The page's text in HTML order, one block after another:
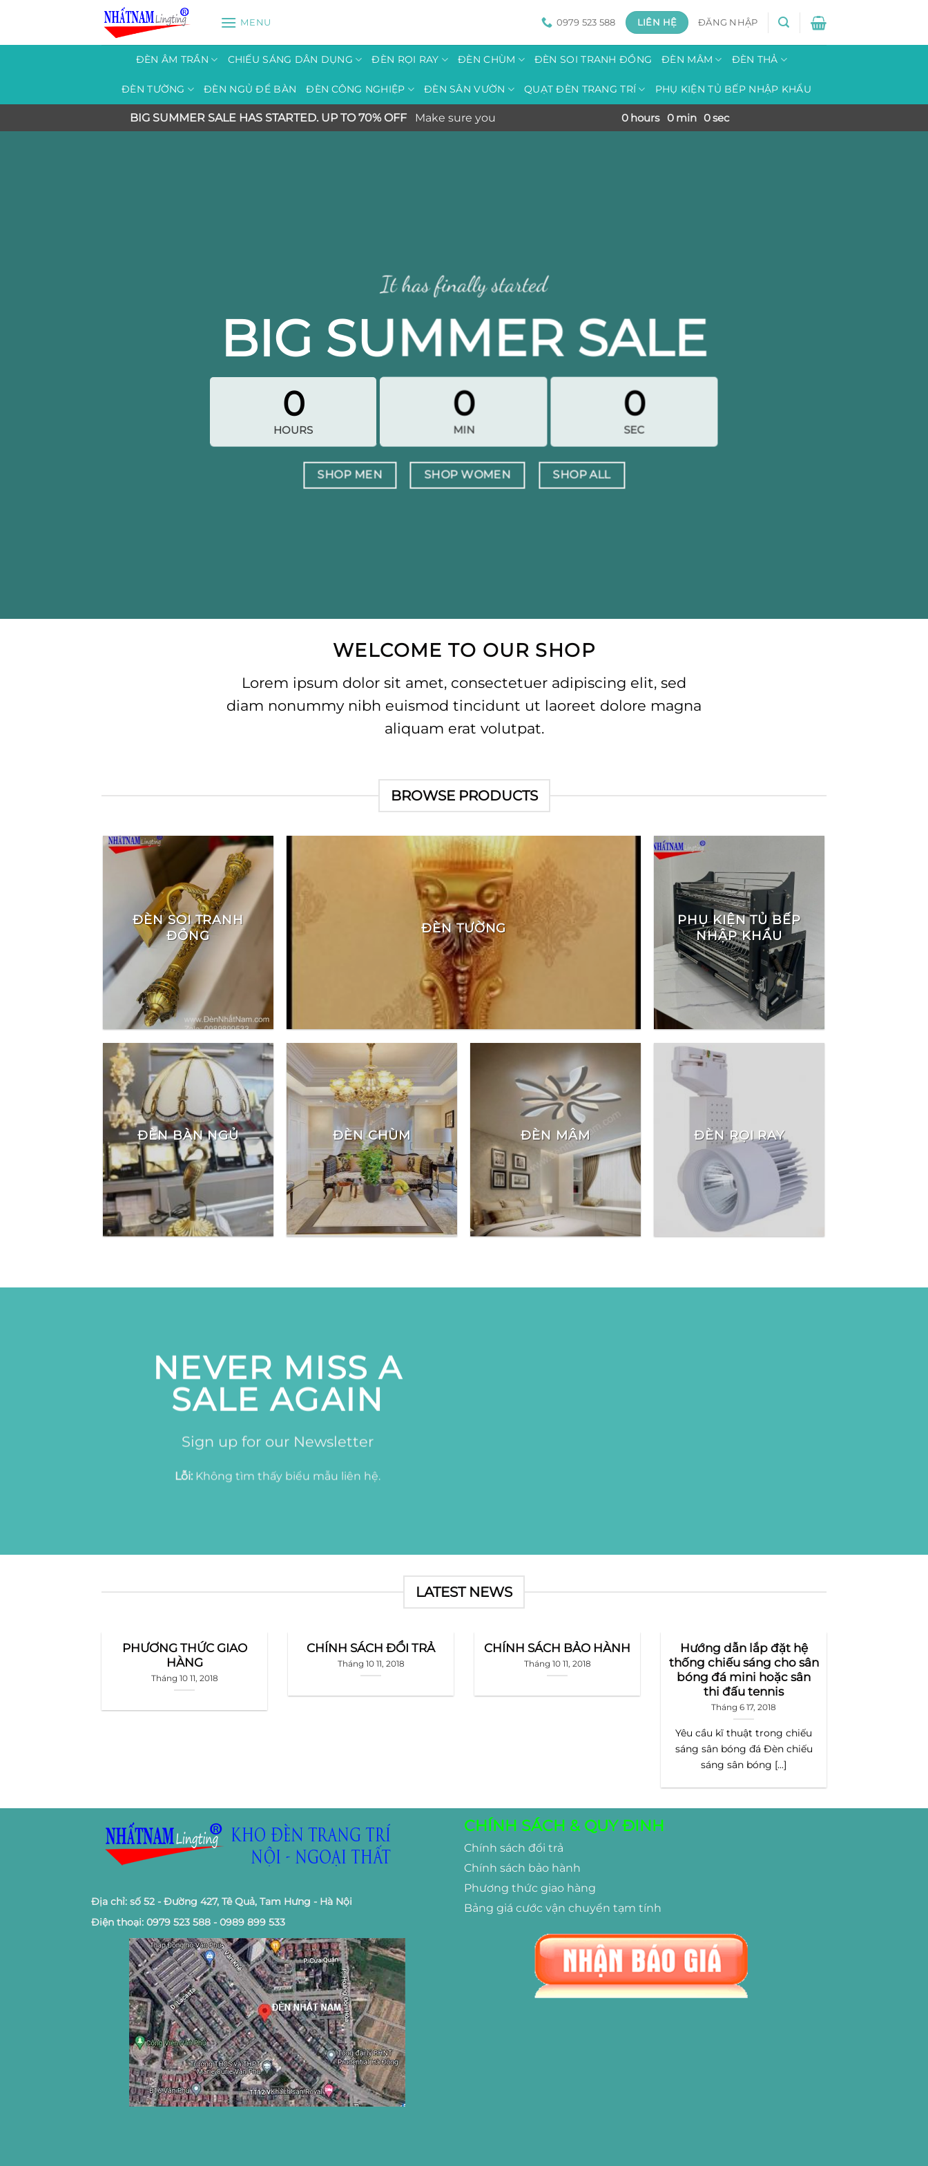
nội
MENU 0979 523 588 LIÊN HỆ ĐĂNG NHẬP
ĐÈN ÂM TRẦN CHIẾU SÁNG DÂN DỤNG ĐÈN RỌI RAY ĐÈN CHÙM ĐÈN SOI TRANH ĐỒNG ĐÈN MÂM ĐÈN THẢ
ĐÈN TƯỜNG ĐÈN NGỦ ĐỂ BÀN ĐÈN CÔNG NGHIỆP ĐÈN SÂN VƯỜN QUẠT ĐÈN TRANG TRÍ PHỤ KIỆN TỦ BẾP NHẬP KHẨU
BIG SUMMER SALE HAS STARTED. UP TO 70% OFF Make sure you 0 hours 0 min 0sec
It has finally started
BIG SUMMER SALE
0
HOURS
0
MIN
0
SEC
SHOP MEN SHOP WOMEN SHOP ALL
WELCOME TO OUR SHOP
Lorem ipsum dolor sit amet, consectetuer adipiscing elit, sed
diam nonummy nibh euismod tincidunt ut laoreet dolore magna
aliquam erat volutpat.
BROWSE PRODUCTS
ĐÈN SOI TRANH
ĐỒNG
ĐÈN TƯỜNG
PHỤ KIỆN TỦ BẾP
NHẬP KHẨU
ĐÈN BÀN NGỦ ĐÈN CHÙM ĐÈN MÂM ĐÈN RỌI RAY
NEVER MISS A
SALE AGAIN
Sign up for our Newsletter
Lỗi: Không tìm thấy biểu mẫu liên hệ.
LATEST NEWS
PHƯƠNG THỨC GIAO
HÀNG
Tháng 10 11, 2018
CHÍNH SÁCH ĐỔI TRẢ
Tháng 10 11, 2018
CHÍNH SÁCH BẢO HÀNH
Tháng 10 11, 2018
Hướng dẫn lắp đặt hệ
thống chiếu sáng cho sân
bóng đá mini hoặc sân
thi đấu tennis
Tháng 6 17, 2018
Yêu cầu kĩ thuật trong chiếu
sáng sân bóng đá Đèn chiếu
sáng sân bóng [...]
Địa chỉ: số 52 - Đường 427, Tê Quả, Tam Hưng - Hà Nội
Điện thoại: 0979 523 588 - 0989 899 533
CHÍNH SÁCH & QUY ĐINH
Chính sách đổi trả
Chính sách bảo hành
Phương thức giao hàng
Bảng giá cước vận chuyển tạm tính